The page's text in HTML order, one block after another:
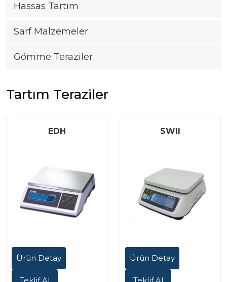
540
20-
Hassas Tartım
Sarf Malzemeler
Gömme Teraziler
Tartım Teraziler
EDH
Ürün Detay
Teklif Al
SWII
Ürün Detay
Teklif Al